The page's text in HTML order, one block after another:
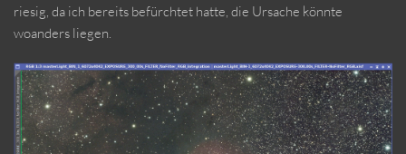
riesig, da ich bereits befürchtet hatte, die Ursache könnte
woanders liegen.